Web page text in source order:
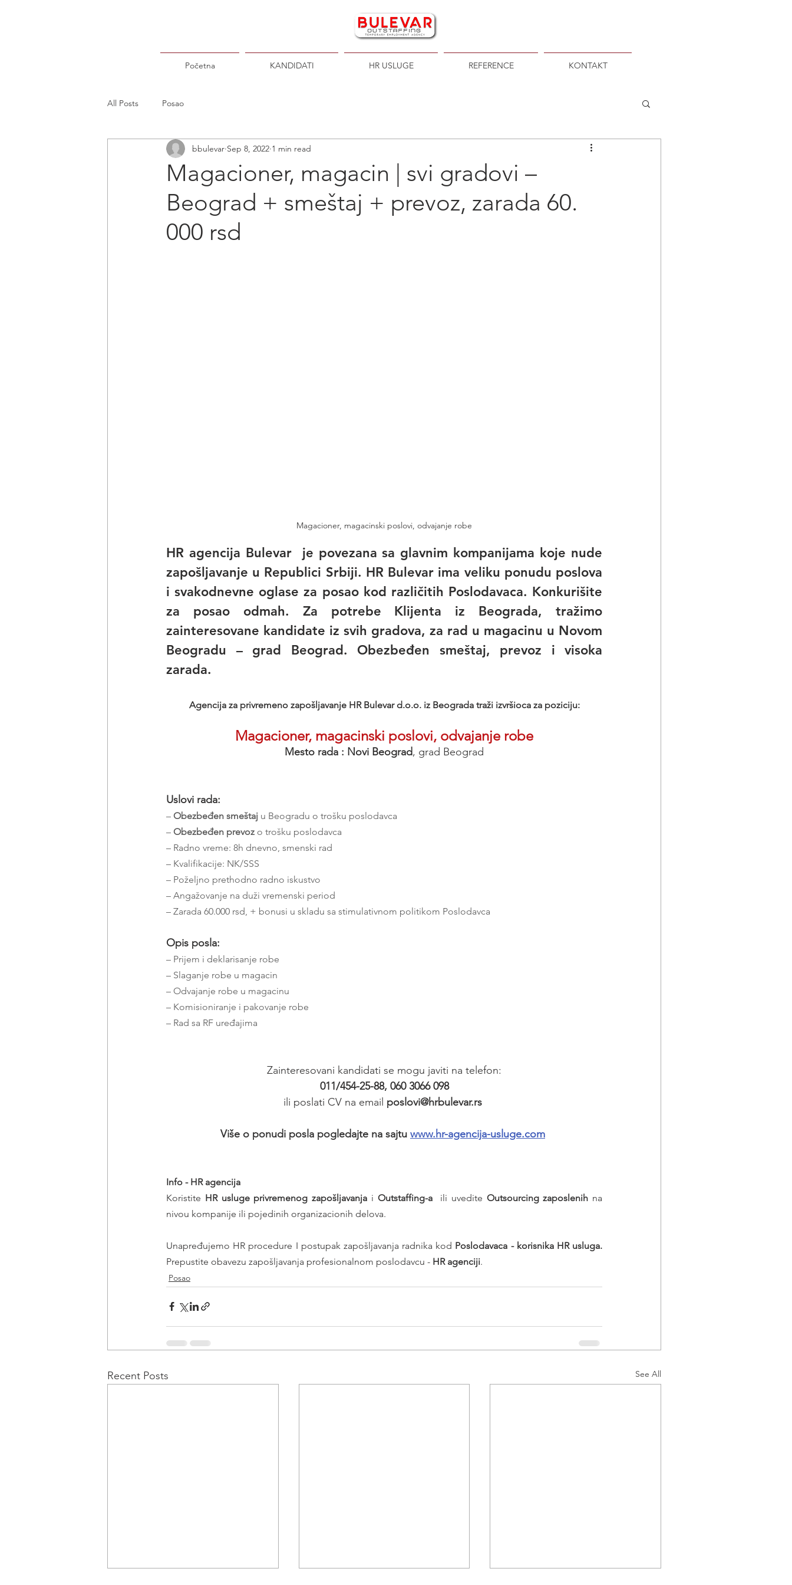
Početna KANDIDATI HR USLUGE REFERENCE KONTAKT
All Posts Posao
Magacioner, magacin | svi gradovi –
Beograd + smeštaj + prevoz, zarada 60.
000 rsd
bbulevar Sep 8, 2022 1 min read
Magacioner, magacinski poslovi, odvajanje robe
HR agencija Bulevar  je povezana sa glavnim kompanijama koje nude
zapošljavanje u Republici Srbiji. HR Bulevar ima veliku ponudu poslova
i svakodnevne oglase za posao kod različitih Poslodavaca. Konkurišite
za posao odmah. Za potrebe Klijenta iz Beograda, tražimo
zainteresovane kandidate iz svih gradova, za rad u magacinu u Novom
Beogradu – grad Beograd. Obezbeđen smeštaj, prevoz i visoka
zarada.
Agencija za privremeno zapošljavanje HR Bulevar d.o.o. iz Beograda traži izvršioca za poziciju:
Magacioner, magacinski poslovi, odvajanje robe
Mesto rada : Novi Beograd, grad Beograd
Uslovi rada:
– Obezbeđen smeštaj u Beogradu o trošku poslodavca
– Obezbeđen prevoz o trošku poslodavca
– Radno vreme: 8h dnevno, smenski rad
– Kvalifikacije: NK/SSS
– Poželjno prethodno radno iskustvo
– Angažovanje na duži vremenski period
– Zarada 60.000 rsd, + bonusi u skladu sa stimulativnom politikom Poslodavca
Opis posla:
– Prijem i deklarisanje robe
– Slaganje robe u magacin
– Odvajanje robe u magacinu
– Komisioniranje i pakovanje robe
– Rad sa RF uređajima
Zainteresovani kandidati se mogu javiti na telefon:
011/454-25-88, 060 3066 098
ili poslati CV na email poslovi@hrbulevar.rs
Više o ponudi posla pogledajte na sajtu www.hr-agencija-usluge.com
Info - HR agencija
Koristite HR usluge privremenog zapošljavanja i Outstaffing-a
  ili uvedite
Outsourcing zaposlenih na
nivou kompanije ili pojedinih organizacionih delova.
Unapređujemo HR procedure I postupak zapošljavanja radnika kod
Prepustite obavezu zapošljavanja profesionalnom poslodavcu - HR agenciji.
Posao
Recent Posts See All